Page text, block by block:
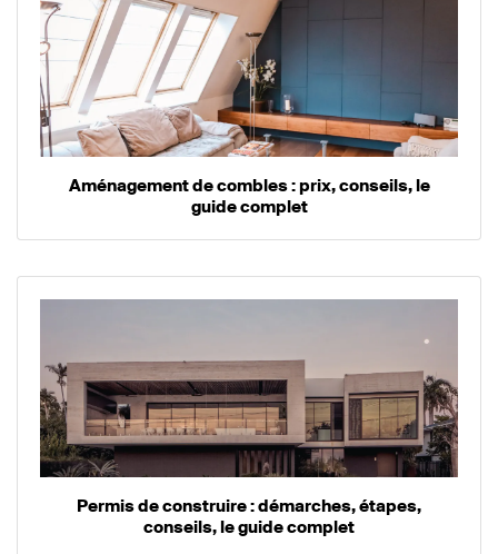
Aménagement de combles : prix, conseils, le
guide complet
Permis de construire : démarches, étapes,
conseils, le guide complet